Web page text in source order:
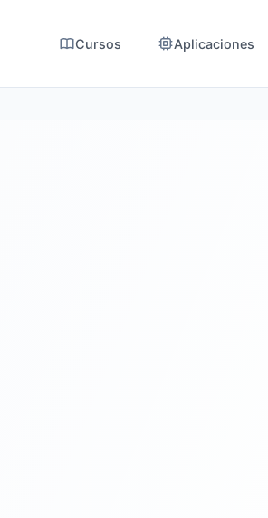
Cursos Aplicaciones